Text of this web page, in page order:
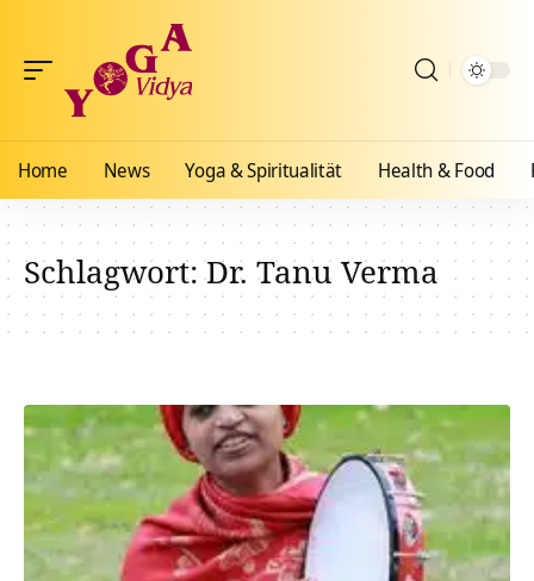
Home News Yoga & Spiritualität Health & Food
Schlagwort:Dr. Tanu Verma